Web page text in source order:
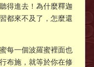
得進去！為什麼釋迦
都來不及了，怎麼還
每一個波羅蜜裡面也
布施，就等於你在修